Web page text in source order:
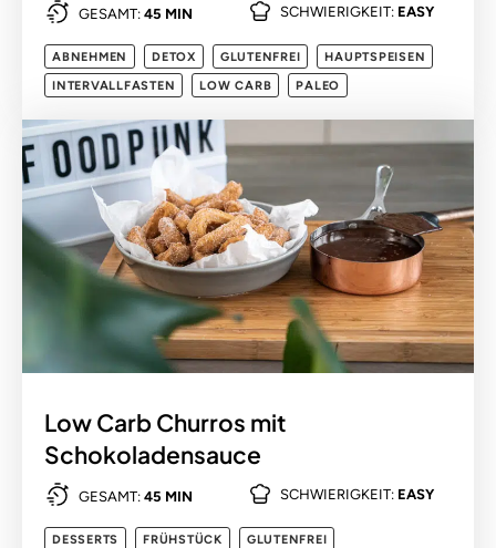
GESAMT: 45 MIN SCHWIERIGKEIT: EASY
ABNEHMEN DETOX GLUTENFREI
HAUPTSPEISEN
INTERVALLFASTEN
LOW CARB PALEO
Low Carb Churros mit
Schokoladensauce
GESAMT: 45 MIN SCHWIERIGKEIT: EASY
DESSERTS FRÜHSTÜCK
GLUTENFREI